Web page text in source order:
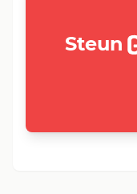
Steun